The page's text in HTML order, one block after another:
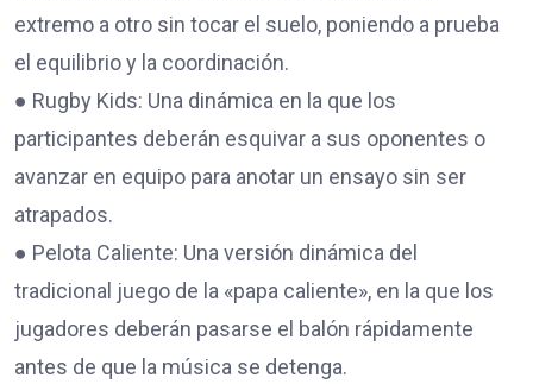
extremo a otro sin tocar el suelo, poniendo a prueba
el equilibrio y la coordinación.
● Rugby Kids: Una dinámica en la que los
participantes deberán esquivar a sus oponentes o
avanzar en equipo para anotar un ensayo sin ser
atrapados.
● Pelota Caliente: Una versión dinámica del
tradicional juego de la «papa caliente», en la que los
jugadores deberán pasarse el balón rápidamente
antes de que la música se detenga.